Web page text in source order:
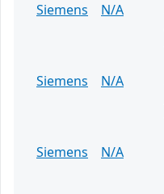
Siemens
N/A
Siemens
N/A
Siemens
N/A